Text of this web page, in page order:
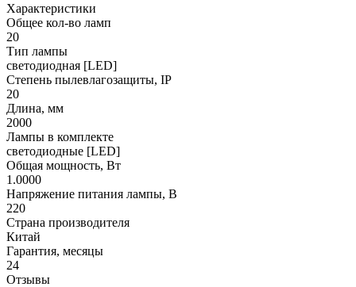
Характеристики
Общее кол-во ламп
20
Тип лампы
светодиодная [LED]
Степень пылевлагозащиты, IP
20
Длина, мм
2000
Лампы в комплекте
светодиодные [LED]
Общая мощность, Вт
1.0000
Напряжение питания лампы, В
220
Страна производителя
Китай
Гарантия, месяцы
24
Отзывы